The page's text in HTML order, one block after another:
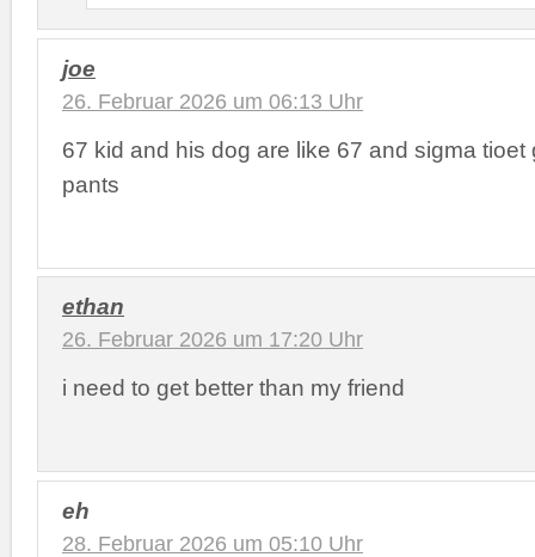
joe
26. Februar 2026 um 06:13 Uhr
67 kid and his dog are like 67 and sigma
pants
ethan
26. Februar 2026 um 17:20 Uhr
i need to get better than my friend
eh
28. Februar 2026 um 05:10 Uhr